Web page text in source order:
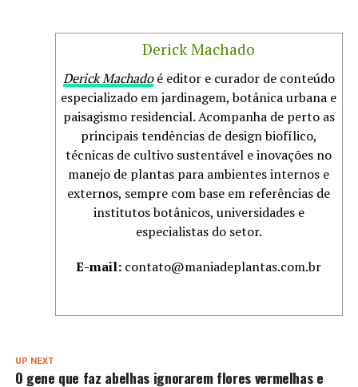
Derick Machado
Derick Machadoé editor e curador de conteúdo
especializado em jardinagem, botânica urbana e
paisagismo residencial. Acompanha de perto as
principais tendências de design biofílico,
técnicas de cultivo sustentável e inovações no
manejo de plantas para ambientes internos e
externos, sempre com base em referências de
institutos botânicos, universidades e
especialistas do setor.
E-mail: contato@maniadeplantas.com.br
UP NEXT
O gene que faz abelhas ignorarem flores vermelhas e